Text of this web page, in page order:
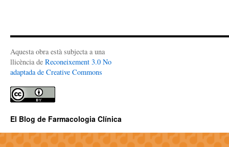
Aquesta obra està subjecta a una
llicència de Reconeixement 3.0 No
adaptada de Creative Commons
El Blog de Farmacologia Clínica